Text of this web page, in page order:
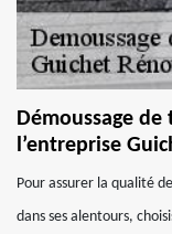
Démoussage
l’entreprise
Pour assurer la qualité
dans ses alentours,